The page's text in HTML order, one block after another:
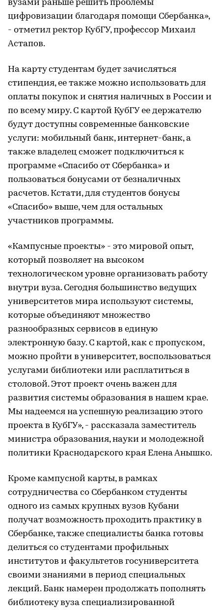
вузами раньше решить проблемы
цифровизации благодаря помощи Сбербанка»,
- отметил ректор КубГУ, профессор Михаил
Астапов.
На карту студентам будет зачисляться
стипендия, ее также можно использовать для
оплаты покупок и снятия наличных в России и
по всему миру. С картой КубГУ ее держателю
будут доступны современные банковские
услуги: мобильный банк, интернет-банк, а
также владелец сможет подключиться к
программе «Спасибо от Сбербанка» и
пользоваться бонусами от безналичных
расчетов. Кстати, для студентов бонусы
«Спасибо» выше, чем для остальных
участников программы.
«Кампусные проекты» - это мировой опыт,
который позволяет на высоком
технологическом уровне организовать работу
внутри вуза. Сегодня большинство ведущих
университетов мира используют системы,
которые объединяют множество
разнообразных сервисов в единую
электронную базу. С картой, как с пропуском,
можно пройти в университет, воспользоваться
услугами библиотеки или расплатиться в
столовой. Этот проект очень важен для
развития системы образования в нашем крае.
Мы надеемся на успешную реализацию этого
проекта в КубГУ», - рассказала заместитель
министра образования, науки и молодежной
политики Краснодарского края Елена Анышко.
Кроме кампусной карты, в рамках
сотрудничества со Сбербанком студенты
одного из самых крупных вузов Кубани
получат возможность проходить практику в
Сбербанке, также специалисты банка готовы
делиться со студентами профильных
институтов и факультетов госуниверситета
своими знаниями в период специальных
лекций. Банк намерен продолжать пополнять
библиотеку вуза специализированной